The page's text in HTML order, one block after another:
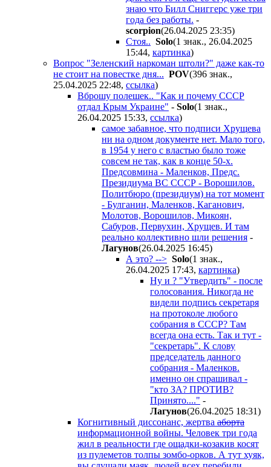
знаю что Билл Сниггерс уже три
года без работы. -
scorpion(26.04.2025 23:35)
Стоя.. Solo(1 знак., 26.04.2025
15:44, картинка)
Вопрос "Зеленский наркоман штоли?" даже как-то
не стоит на повестке дня... POV(396 знак.,
25.04.2025 22:48, ссылка)
Вброшу полешек.. "Как и почему СССР
отдал Крым Украине" - Solo(1 знак.,
26.04.2025 15:33, ссылка)
самое забавное, что подписи Хрущева
ни на одном документе нет. Мало того,
в 1954 у него с властью было тоже
совсем не так, как в конце 50-х.
Предсовмина - Маленков, Предс.
Президиума ВС СССР - Ворошилов.
Политбюро (президиум) на тот момент
- Булганин, Маленков, Каганович,
Молотов, Ворошилов, Микоян,
Сабуров, Первухин, Хрущев. И там
реально коллективно шли решения -
Лaгyнoв(26.04.2025 16:45)
А это? --> Solo(1 знак.,
26.04.2025 17:43, картинка)
Ну и ? "Утвердить" - после
голосования. Никогда не
видели подпись секретаря
на протоколе любого
собрания в СССР? Там
всегда она есть. Так и тут -
"секретарь". К слову
председатель данного
собрания - Маленков.
именно он спрашивал -
"кто ЗА? ПРОТИВ?
Принято...." -
Лaгyнoв(26.04.2025 18:31)
Когнитивный диссонанс, жертва аборта
информационной войны. Человек три года
жил в реальности где ощадки-козакив косят
из пулеметов толпы зомбо-орков. А тут хуяк,